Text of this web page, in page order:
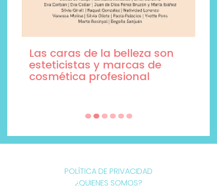
Las caras de la belleza son
esteticistas y marcas de
cosmética profesional
POLÍTICA DE PRIVACIDAD
¿QUIENES SOMOS?